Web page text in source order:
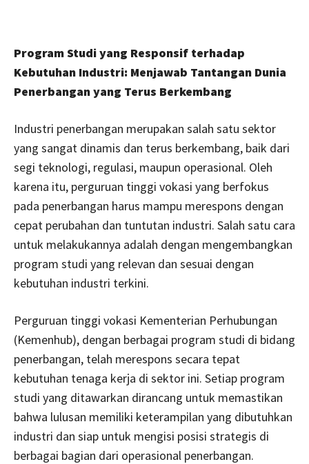
Program Studi yang Responsif terhadap
Kebutuhan Industri: Menjawab Tantangan Dunia
Penerbangan yang Terus Berkembang
Industri penerbangan merupakan salah satu sektor
yang sangat dinamis dan terus berkembang, baik dari
segi teknologi, regulasi, maupun operasional. Oleh
karena itu, perguruan tinggi vokasi yang berfokus
pada penerbangan harus mampu merespons dengan
cepat perubahan dan tuntutan industri. Salah satu cara
untuk melakukannya adalah dengan mengembangkan
program studi yang relevan dan sesuai dengan
kebutuhan industri terkini.
Perguruan tinggi vokasi Kementerian Perhubungan
(Kemenhub), dengan berbagai program studi di bidang
penerbangan, telah merespons secara tepat
kebutuhan tenaga kerja di sektor ini. Setiap program
studi yang ditawarkan dirancang untuk memastikan
bahwa lulusan memiliki keterampilan yang dibutuhkan
industri dan siap untuk mengisi posisi strategis di
berbagai bagian dari operasional penerbangan.